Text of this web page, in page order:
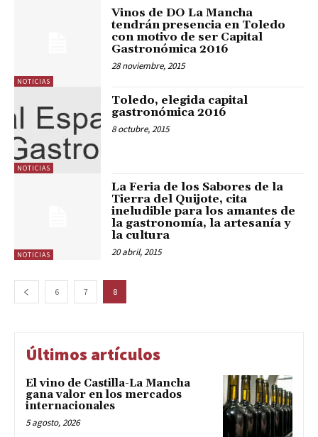
NOTICIAS
Vinos de DO La Mancha
tendrán presencia en Toledo
con motivo de ser Capital
Gastronómica 2016
28 noviembre, 2015
NOTICIAS
Toledo, elegida capital
gastronómica 2016
8 octubre, 2015
NOTICIAS
La Feria de los Sabores de la
Tierra del Quijote, cita
ineludible para los amantes de
la gastronomía, la artesanía y
la cultura
20 abril, 2015
6 7 8
Últimos artículos
El vino de Castilla-La Mancha
gana valor en los mercados
internacionales
5 agosto, 2026